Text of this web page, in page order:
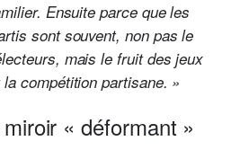
Ensuite parce que les
sont souvent, non pas le
mais le fruit des jeux
compétition partisane. »
« déformant »